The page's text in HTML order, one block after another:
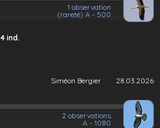
1 observation
(rareté) A - 500
4 ind.
Siméon Bergier 28.03.2026
2 observations
A - 1080